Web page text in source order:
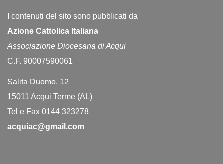
I contenuti del sito sono pubblicati da
Azione Cattolica Italiana
Associazione Diocesana di Acqui
C.F. 90007590061
Salita Duomo, 12
15011 Acqui Terme (AL)
Tel e Fax 0144 323278
acquiac@gmail.com